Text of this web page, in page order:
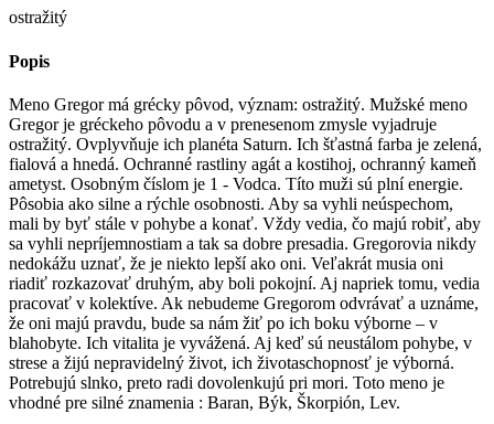
ostražitý
Popis
Meno Gregor má grécky pôvod, význam: ostražitý. Mužské meno
Gregor je gréckeho pôvodu a v prenesenom zmysle vyjadruje
ostražitý. Ovplyvňuje ich planéta Saturn. Ich šťastná farba je zelená,
fialová a hnedá. Ochranné rastliny agát a kostihoj, ochranný kameň
ametyst. Osobným číslom je 1 - Vodca. Títo muži sú plní energie.
Pôsobia ako silne a rýchle osobnosti. Aby sa vyhli neúspechom,
mali by byť stále v pohybe a konať. Vždy vedia, čo majú robiť, aby
sa vyhli nepríjemnostiam a tak sa dobre presadia. Gregorovia nikdy
nedokážu uznať, že je niekto lepší ako oni. Veľakrát musia oni
riadiť rozkazovať druhým, aby boli pokojní. Aj napriek tomu, vedia
pracovať v kolektíve. Ak nebudeme Gregorom odvrávať a uznáme,
že oni majú pravdu, bude sa nám žiť po ich boku výborne – v
blahobyte. Ich vitalita je vyvážená. Aj keď sú neustálom pohybe, v
strese a žijú nepravidelný život, ich životaschopnosť je výborná.
Potrebujú slnko, preto radi dovolenkujú pri mori. Toto meno je
vhodné pre silné znamenia : Baran, Býk, Škorpión, Lev.